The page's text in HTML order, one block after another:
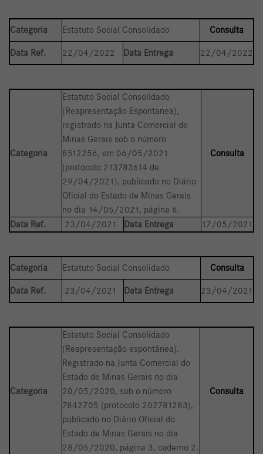
Categoria Estatuto Social Consolidado Consulta
Data Ref. 22/04/2022 Data Entrega 22/04/2022
Categoria
Estatuto Social Consolidado
(Reapresentação Espontanea),
registrado na Junta Comercial de
Minas Gerais sob o número
8512256, em 06/05/2021
(protocolo 213783614 de
29/04/2021), publicado no Diário
Oficial do Estado de Minas Gerais
no dia 14/05/2021, página 6.
Consulta
Data Ref. 23/04/2021 Data Entrega 17/05/2021
Categoria Estatuto Social Consolidado Consulta
Data Ref. 23/04/2021 Data Entrega 23/04/2021
Categoria
Estatuto Social Consolidado
(Reapresentação espontânea).
Registrado na Junta Comercial do
Estado de Minas Gerais no dia
20/05/2020, sob o número
7842705 (protocolo 202781283),
publicado no Diário Oficial do
Estado de Minas Gerais no dia
28/05/2020, página 3, caderno 2.
Consulta